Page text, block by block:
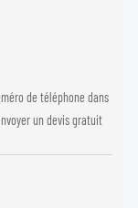
de téléphone dans
un devis gratuit